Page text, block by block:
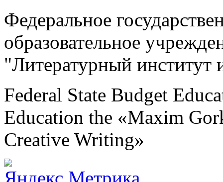
Федеральное
образовательное
"Литературный
Federal State Budget
Education the «Maxim
Creative Writing»